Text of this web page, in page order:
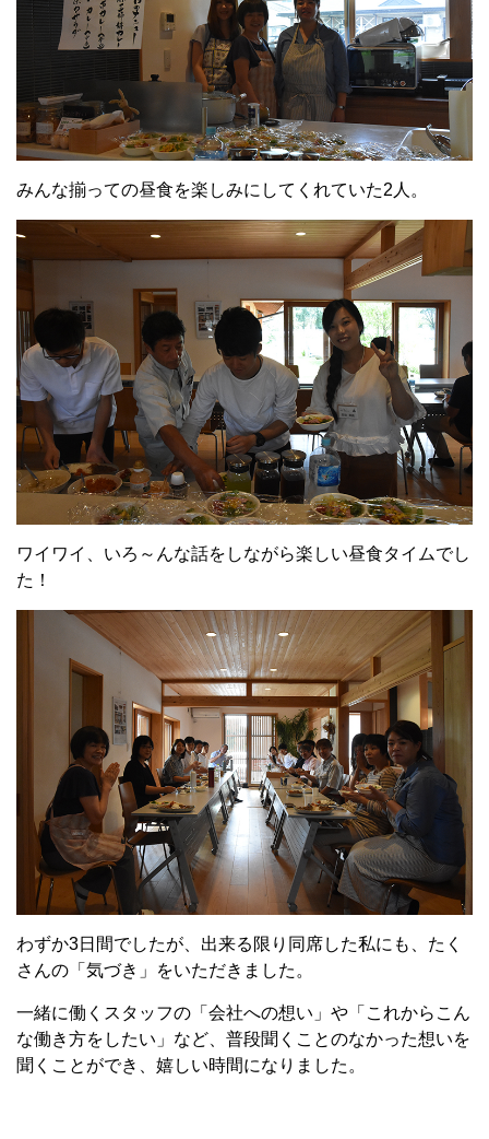
みんな揃っての昼食を楽しみにしてくれていた2人。
ワイワイ、いろ～んな話をしながら楽しい昼食タイムでし
た！
わずか3日間でしたが、出来る限り同席した私にも、たく
さんの「気づき」をいただきました。
一緒に働くスタッフの「会社への想い」や「これからこん
な働き方をしたい」など、普段聞くことのなかった想いを
聞くことができ、嬉しい時間になりました。